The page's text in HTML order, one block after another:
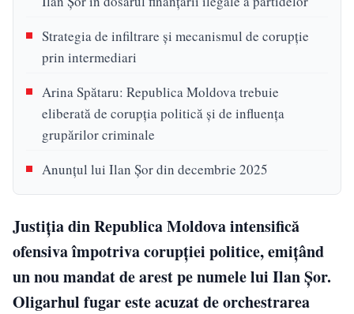
Strategia de infiltrare și mecanismul de corupție
prin intermediari
Arina Spătaru: Republica Moldova trebuie
eliberată de corupția politică și de influența
grupărilor criminale
Anunțul lui Ilan Șor din decembrie 2025
Justiția din Republica Moldova intensifică
ofensiva împotriva corupției politice, emițând
un nou mandat de arest pe numele lui Ilan Șor.
Oligarhul fugar este acuzat de orchestrarea